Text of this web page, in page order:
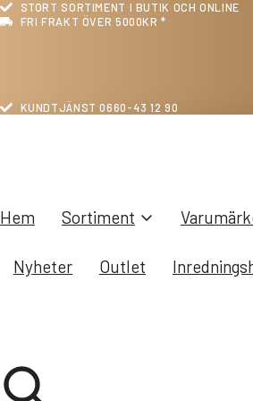
STORT SORTIMENT I BUTIK OCH ONLINE
FRI FRAKT ÖVER 5000KR *
KUNDTJÄNST 0660-43 12 90
Hem Sortiment
Nyheter Outlet